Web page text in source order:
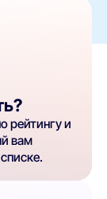
рейтингу и
вам